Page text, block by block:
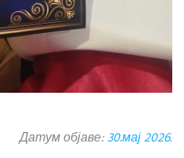
Датум објаве:30.мај 2026.